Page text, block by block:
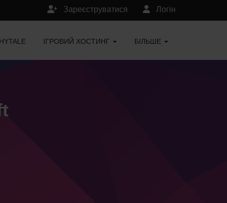
Логін
Зареєструватися
HYTALE ІГРОВИЙ ХОСТИНГ БІЛЬШЕ